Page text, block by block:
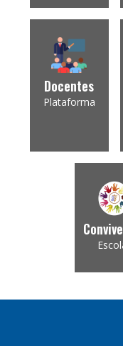
Docentes
Plataforma